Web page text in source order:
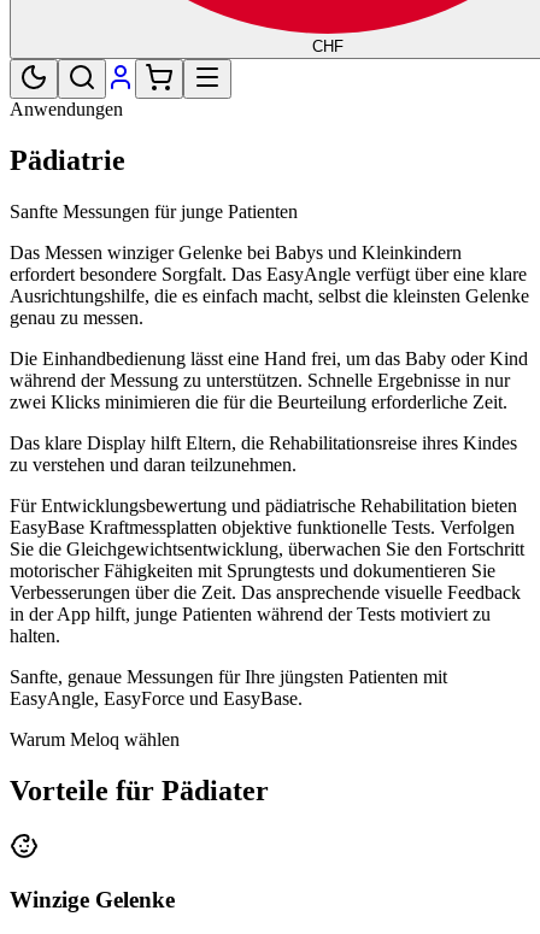
CHF
Anwendungen
Pädiatrie
Sanfte Messungen für junge Patienten
Das Messen winziger Gelenke bei Babys und Kleinkindern
erfordert besondere Sorgfalt. Das EasyAngle verfügt über eine klare
Ausrichtungshilfe, die es einfach macht, selbst die kleinsten Gelenke
genau zu messen.
Die Einhandbedienung lässt eine Hand frei, um das Baby oder Kind
während der Messung zu unterstützen. Schnelle Ergebnisse in nur
zwei Klicks minimieren die für die Beurteilung erforderliche Zeit.
Das klare Display hilft Eltern, die Rehabilitationsreise ihres Kindes
zu verstehen und daran teilzunehmen.
Für Entwicklungsbewertung und pädiatrische Rehabilitation bieten
EasyBase Kraftmessplatten objektive funktionelle Tests. Verfolgen
Sie die Gleichgewichtsentwicklung, überwachen Sie den Fortschritt
motorischer Fähigkeiten mit Sprungtests und dokumentieren Sie
Verbesserungen über die Zeit. Das ansprechende visuelle Feedback
in der App hilft, junge Patienten während der Tests motiviert zu
halten.
Sanfte, genaue Messungen für Ihre jüngsten Patienten mit
EasyAngle, EasyForce und EasyBase.
Warum Meloq wählen
Vorteile für Pädiater
Winzige Gelenke